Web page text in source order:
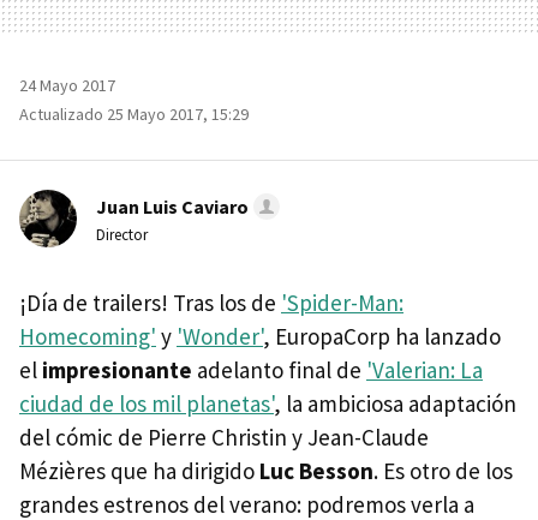
24 Mayo 2017
Actualizado 25 Mayo 2017, 15:29
Juan Luis Caviaro
Director
¡Día de trailers! Tras los de 'Spider-Man:
Homecoming' y 'Wonder', EuropaCorp ha lanzado
el impresionante adelanto final de 'Valerian: La
ciudad de los mil planetas', la ambiciosa adaptación
del cómic de Pierre Christin y Jean-Claude
Mézières que ha dirigido Luc Besson. Es otro de los
grandes estrenos del verano: podremos verla a